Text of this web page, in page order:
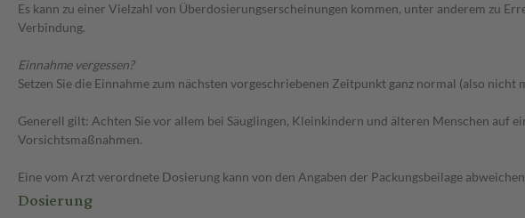
Es kann zu einer Vielzahl von Überdosierungserscheinungen kommen, unter anderem zu
Verbindung.
Einnahme vergessen?
Setzen Sie die Einnahme zum nächsten vorgeschriebenen Zeitpunkt ganz normal (also
Generell gilt: Achten Sie vor allem bei Säuglingen, Kleinkindern und älteren Menschen
Vorsichtsmaßnahmen.
Eine vom Arzt verordnete Dosierung kann von den Angaben der Packungsbeilage
Dosierung